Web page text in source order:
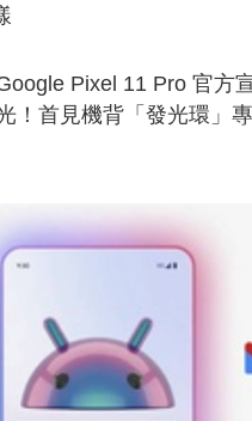
Pixel 11 Pro 官方
！首見機背「發光環」